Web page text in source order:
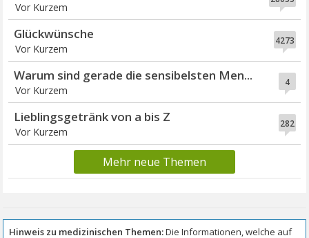
Vor Kurzem
4273
Glückwünsche
Vor Kurzem
4
Warum sind gerade die sensibelsten Men...
Vor Kurzem
282
Lieblingsgetränk von a bis Z
Vor Kurzem
Mehr neue Themen